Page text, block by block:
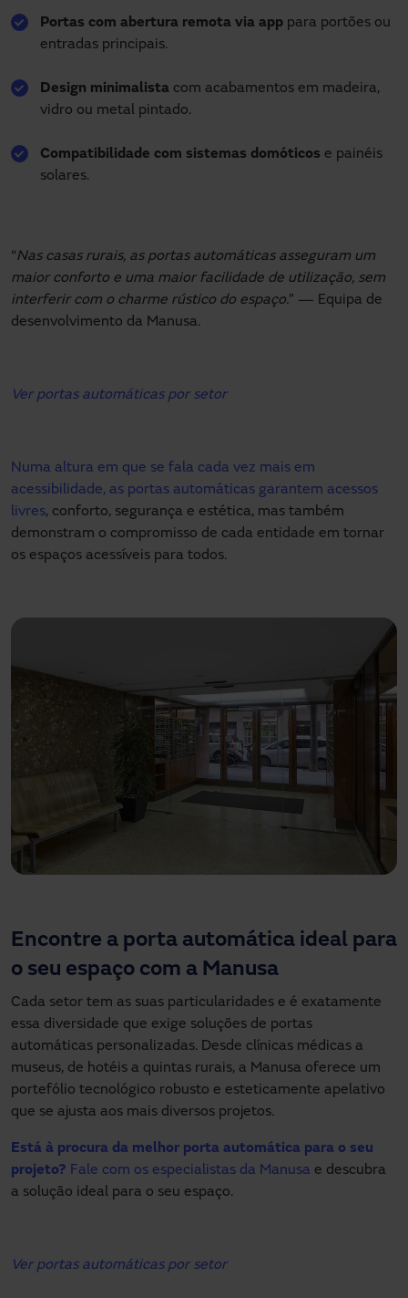
Portas com abertura remota via app para portões ou
entradas principais.
Design minimalista com acabamentos em madeira,
vidro ou metal pintado.
Compatibilidade com sistemas domóticos e painéis
solares.
“Nas casas rurais, as portas automáticas asseguram um
maior conforto e uma maior facilidade de utilização, sem
interferir com o charme rústico do espaço.” — Equipa de
desenvolvimento da Manusa.
Ver portas automáticas por setor
Numa altura em que se fala cada vez mais em
acessibilidade, as portas automáticas garantem acessos
livres, conforto, segurança e estética, mas também
demonstram o compromisso de cada entidade em tornar
os espaços acessíveis para todos.
Encontre a porta automática ideal para
o seu espaço com a Manusa
Cada setor tem as suas particularidades e é exatamente
essa diversidade que exige soluções de portas
automáticas personalizadas. Desde clínicas médicas a
museus, de hotéis a quintas rurais, a Manusa oferece um
portefólio tecnológico robusto e esteticamente apelativo
que se ajusta aos mais diversos projetos.
Está à procura da melhor porta automática para o seu
projeto? Fale com os especialistas da Manusa e descubra
a solução ideal para o seu espaço.
Ver portas automáticas por setor